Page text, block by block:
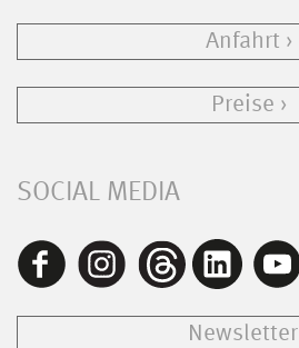
Anfahrt
Preise
SOCIAL MEDIA
Newsletter